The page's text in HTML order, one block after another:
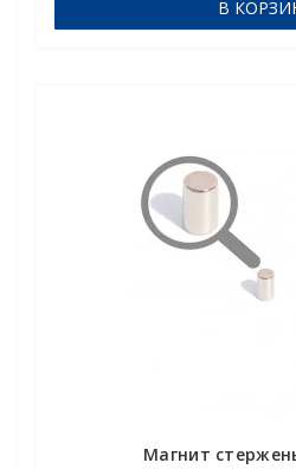
В
Магнит